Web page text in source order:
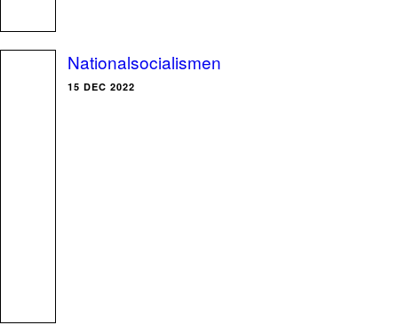
Nationalsocialismen
15 DEC 2022